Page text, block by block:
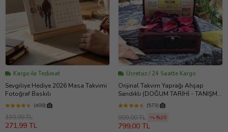
Kargo ile Teslimat
Sevgiliye Hediye 2026 Masa Takvimi
Fotoğraf Baskılı
(400)
339,99 TL
271,99 TL
Ücretsiz / 24 Saatte Kargo
Orijinal Takvim Yaprağı Ahşap
Sandıklı (DOĞUM TARİHİ - TANIŞMA
TARİHİ- EVLİLİK TARİHİ İÇİN
UNUTULMAZ HEDİYE )
(573)
999,00 TL %20
799,00 TL